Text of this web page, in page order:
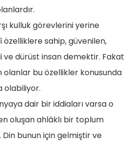
kulluk görevlerini yerine
sahip, güvenilen,
dürüst insan demektir. Fakat
olanlar bu özellikler konusunda
olabiliyor.
dair bir iddiaları varsa o
oluşan ahlâklı bir toplum
Din bunun için gelmiştir ve